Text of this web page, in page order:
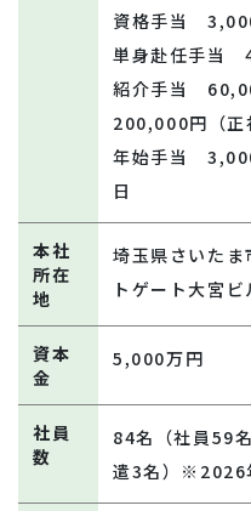
資格手当
単身赴任手当
紹介手当
200,000円（正
年始手当
本社
所在
地
埼玉県さいた
トゲート大宮ビ
資本
金
5,000万円
社員
数
84名（社員59
遣3名）※2026